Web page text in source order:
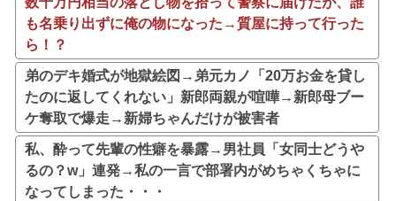
も名乗り出ずに俺の物になった→質屋に持って行った
ら！？
弟のデキ婚式が地獄絵図→弟元カノ「20万お金を貸し
たのに返してくれない」新郎両親が喧嘩→新郎母ブー
ケ奪取で爆走→新婦ちゃんだけが被害者
私、酔って先輩の性癖を暴露→男社員「女同士どうや
るの？w」連発→私の一言で部署内がめちゃくちゃに
なってしまった・・・